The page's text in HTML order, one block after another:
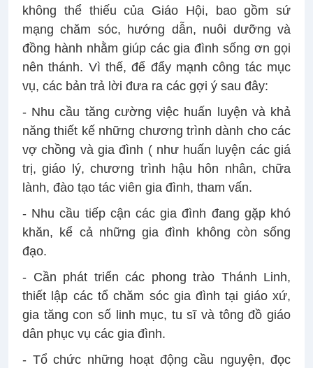
không thể thiếu của Giáo Hội, bao gồm sứ
mạng chăm sóc, hướng dẫn, nuôi dưỡng và
đồng hành nhằm giúp các gia đình sống ơn gọi
nên thánh. Vì thế, để đẩy mạnh công tác mục
vụ, các bản trả lời đưa ra các gợi ý sau đây:
- Nhu cầu tăng cường việc huấn luyện và khả
năng thiết kế những chương trình dành cho các
vợ chồng và gia đình ( như huấn luyện các giá
trị, giáo lý, chương trình hậu hôn nhân, chữa
lành, đào tạo tác viên gia đình, tham vấn.
- Nhu cầu tiếp cận các gia đình đang gặp khó
khăn, kể cả những gia đình không còn sống
đạo.
- Cần phát triển các phong trào Thánh Linh,
thiết lập các tổ chăm sóc gia đình tại giáo xứ,
gia tăng con số linh mục, tu sĩ và tông đồ giáo
dân phục vụ các gia đình.
- Tổ chức những hoạt động cầu nguyện, đọc